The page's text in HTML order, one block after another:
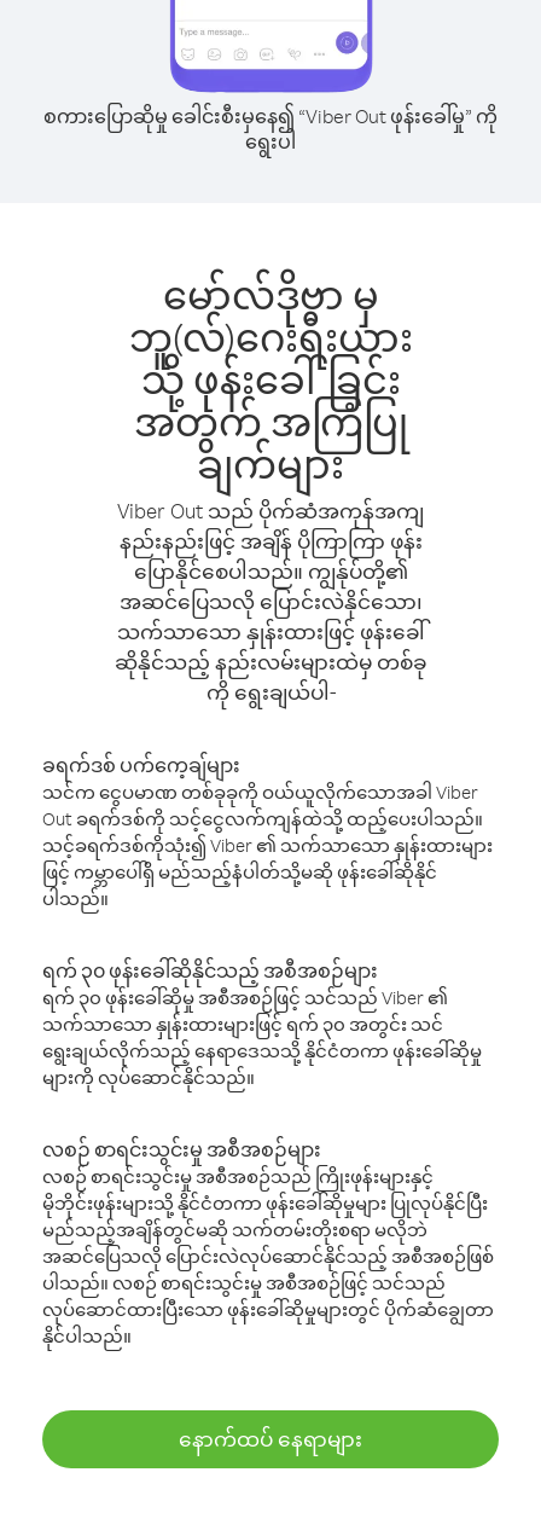
စကားပြောဆိုမှု ခေါင်းစီးမှနေ၍ “Viber Out ဖုန်းခေါ်မှု” ကို
ရွေးပါ
မော်လ်ဒိုဗာ မှ
ဘူ(လ်)ဂေးရီးယား
သို့ ဖုန်းခေါ်ခြင်း
အတွက် အကြံပြု
ချက်များ
Viber Out သည် ပိုက်ဆံအကုန်အကျ
နည်းနည်းဖြင့် အချိန် ပိုကြာကြာ ဖုန်း
ပြောနိုင်စေပါသည်။ ကျွန်ုပ်တို့၏
အဆင်ပြေသလို ပြောင်းလဲနိုင်သော၊
သက်သာသော နှုန်းထားဖြင့် ဖုန်းခေါ်
ဆိုနိုင်သည့် နည်းလမ်းများထဲမှ တစ်ခု
ကို ရွေးချယ်ပါ-
ခရက်ဒစ် ပက်ကေ့ချ်များ
သင်က ငွေပမာဏ တစ်ခုခုကို ဝယ်ယူလိုက်သောအခါ Viber
Out ခရက်ဒစ်ကို သင့်ငွေလက်ကျန်ထဲသို့ ထည့်ပေးပါသည်။
သင့်ခရက်ဒစ်ကိုသုံး၍ Viber ၏ သက်သာသော နှုန်းထားများ
ဖြင့် ကမ္ဘာပေါ်ရှိ မည်သည့်နံပါတ်သို့မဆို ဖုန်းခေါ်ဆိုနိုင်
ပါသည်။
ရက် ၃၀ ဖုန်းခေါ်ဆိုနိုင်သည့် အစီအစဉ်များ
ရက် ၃၀ ဖုန်းခေါ်ဆိုမှု အစီအစဉ်ဖြင့် သင်သည် Viber ၏
သက်သာသော နှုန်းထားများဖြင့် ရက် ၃၀ အတွင်း သင်
ရွေးချယ်လိုက်သည့် နေရာဒေသသို့ နိုင်ငံတကာ ဖုန်းခေါ်ဆိုမှု
များကို လုပ်ဆောင်နိုင်သည်။
လစဉ် စာရင်းသွင်းမှု အစီအစဉ်များ
လစဉ် စာရင်းသွင်းမှု အစီအစဉ်သည် ကြိုးဖုန်းများနှင့်
မိုဘိုင်းဖုန်းများသို့ နိုင်ငံတကာ ဖုန်းခေါ်ဆိုမှုများ ပြုလုပ်နိုင်ပြီး
မည်သည့်အချိန်တွင်မဆို သက်တမ်းတိုးစရာ မလိုဘဲ
အဆင်ပြေသလို ပြောင်းလဲလုပ်ဆောင်နိုင်သည့် အစီအစဉ်ဖြစ်
ပါသည်။ လစဉ် စာရင်းသွင်းမှု အစီအစဉ်ဖြင့် သင်သည်
လုပ်ဆောင်ထားပြီးသော ဖုန်းခေါ်ဆိုမှုများတွင် ပိုက်ဆံချွေတာ
နိုင်ပါသည်။
နောက်ထပ် နေရာများ